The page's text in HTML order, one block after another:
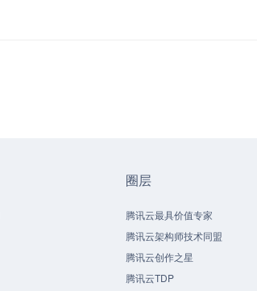
圈层
腾讯云最具价值专家
腾讯云架构师技术同盟
腾讯云创作之星
腾讯云TDP